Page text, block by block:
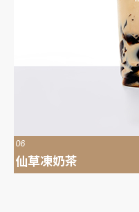
06
仙草凍奶茶